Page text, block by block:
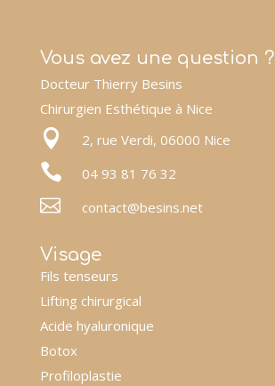
Vous avez une question ?
Docteur Thierry Besins
Chirurgien Esthétique à Nice
 2, rue Verdi, 06000 Nice
 04 93 81 76 32
 contact@besins.net
Visage
Fils tenseurs
Lifting chirurgical
Acide hyaluronique
Botox
Profiloplastie